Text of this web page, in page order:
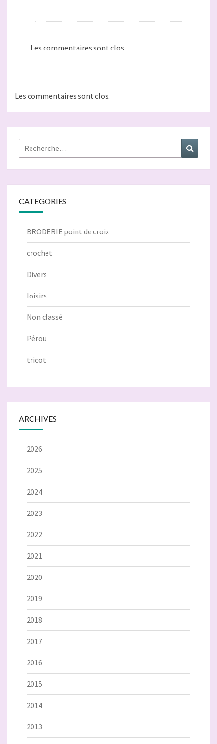
Les commentaires sont clos.
Les commentaires sont clos.
Rechercher :
CATÉGORIES
BRODERIE point de croix
crochet
Divers
loisirs
Non classé
Pérou
tricot
ARCHIVES
2026
2025
2024
2023
2022
2021
2020
2019
2018
2017
2016
2015
2014
2013